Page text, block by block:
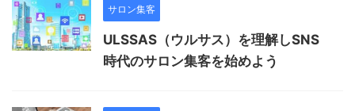
サロン集客
ULSSAS（ウルサス）を理解しSNS
時代のサロン集客を始めよう